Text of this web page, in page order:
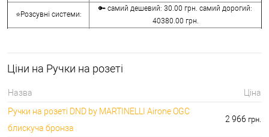
⭐Розсувні системи:
🔑 самий дешевий: 30.00 грн. самий дорогий:
40380.00 грн.
⭐Сейфи:
🔐Домофони:
⭐Сигналізація AJAX:
🔑 самий дешевий: грн. самий дорогий: грн.
Ціни на Ручки на розеті
Назва
Ціна
Ручки на розеті DND by MARTINELLI Aironе OGC
блискуча бронза
2 966 грн.